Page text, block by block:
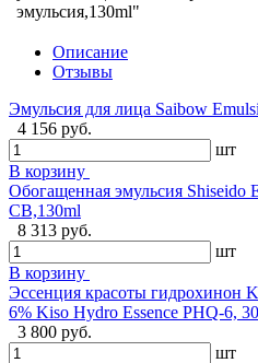
эмульсия,130ml"
Описание
Отзывы
Эмульсия для лица Saibow
4 156 руб.
шт
В корзину
Обогащенная эмульсия Shiseido
CB,130ml
8 313 руб.
шт
В корзину
Эссенция красоты гидрохинон
6% Kiso Hydro Essence PHQ-6,
3 800 руб.
шт